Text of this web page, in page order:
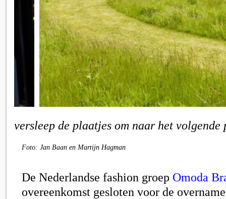
versleep de plaatjes om naar het
Foto: Jan Baan en Martijn Hagman
De Nederlandse fashion groep Omoda
overeenkomst gesloten voor de